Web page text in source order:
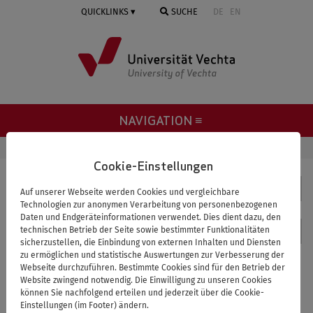
Cookie-Einstellungen
Auf unserer Webseite werden Cookies und vergleichbare
Technologien zur anonymen Verarbeitung von personenbezogenen
Daten und Endgeräteinformationen verwendet. Dies dient dazu, den
technischen Betrieb der Seite sowie bestimmter Funktionalitäten
sicherzustellen, die Einbindung von externen Inhalten und Diensten
zu ermöglichen und statistische Auswertungen zur Verbesserung der
Webseite durchzuführen. Bestimmte Cookies sind für den Betrieb der
Website zwingend notwendig. Die Einwilligung zu unseren Cookies
können Sie nachfolgend erteilen und jederzeit über die Cookie-
Einstellungen (im Footer) ändern.
QUICKLINKS SUCHE DE EN
NAVIGATION ≡
Dezernat 4
Kontakt
Gebäudemanagement
Die Universität Vechta betreibt und unterhält derzeit 20